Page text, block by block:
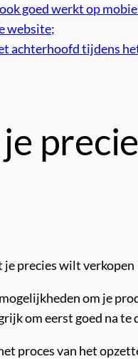
goed werkt op
website;
achterhoofd tijdens
je precies wilt verkopen
om je
om eerst goed na
proces van het